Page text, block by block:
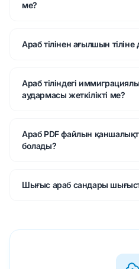
ме?
Араб тілінен ағылшын
Араб тіліндегі
аудармасы жеткілікті ме?
Араб PDF файлын
болады?
Шығыс араб сандары